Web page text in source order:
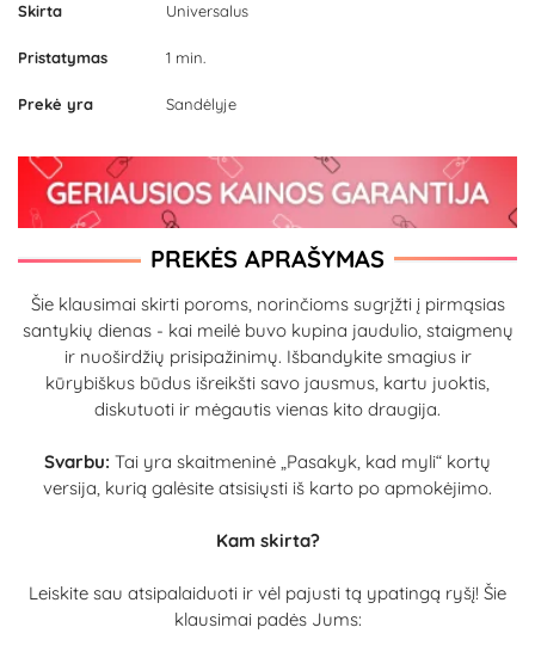
Skirta Universalus
Pristatymas 1 min.
Prekė yra Sandėlyje
PREKĖS APRAŠYMAS
Šie klausimai skirti poroms, norinčioms sugrįžti į pirmąsias
santykių dienas - kai meilė buvo kupina jaudulio, staigmenų
ir nuoširdžių prisipažinimų. Išbandykite smagius ir
kūrybiškus būdus išreikšti savo jausmus, kartu juoktis,
diskutuoti ir mėgautis vienas kito draugija.
Svarbu: Tai yra skaitmeninė „Pasakyk, kad myli“ kortų
versija, kurią galėsite atsisiųsti iš karto po apmokėjimo.
Kam skirta?
Leiskite sau atsipalaiduoti ir vėl pajusti tą ypatingą ryšį! Šie
klausimai padės Jums: